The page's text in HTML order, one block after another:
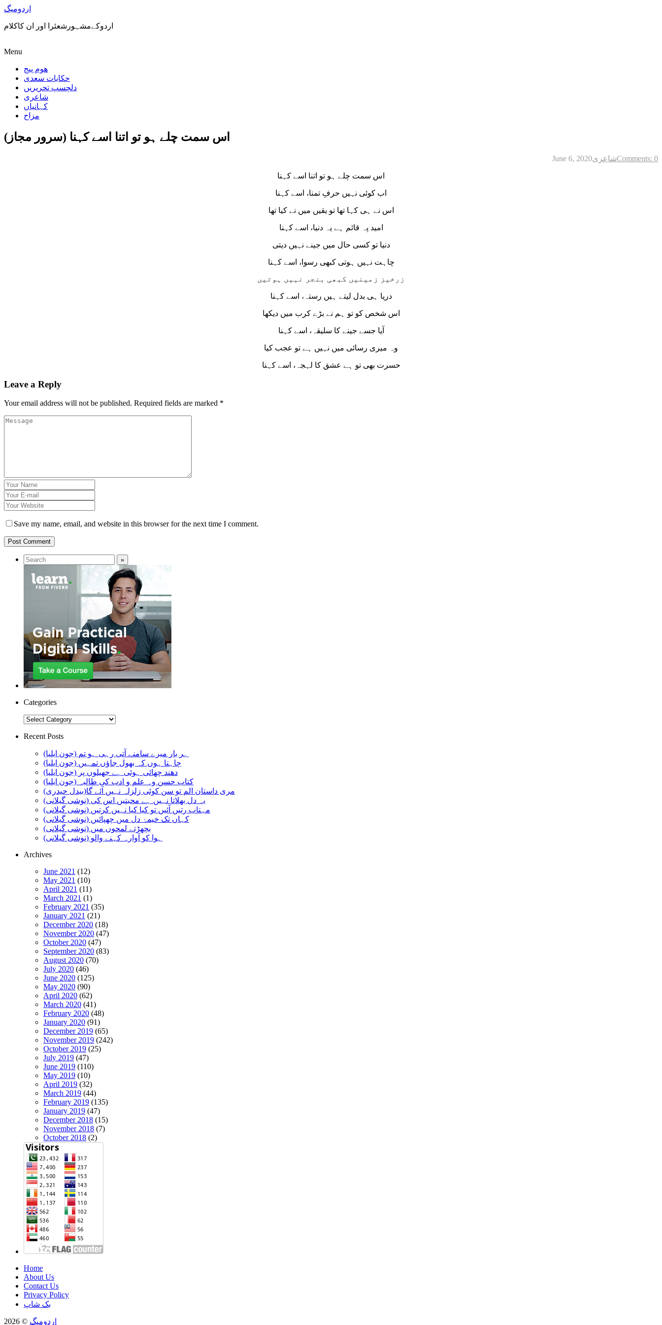
اردومیگ
اردوکےمشہورشعئرا اور ان کاکلام
Menu
ھوم پیج
حکایات سعدی
دلچسپ تحریریں
شاعری
کہانیاں
مزاح
اس سمت چلے ہو تو اتنا اسے کہنا (سرور مجاز)
June 6, 2020شاعریComments: 0
اس سمت چلے ہو تو اتنا اسے کہنا
اب کوئی نہیں حرفِ تمنا، اسے کہنا
اس نے ہی کہا تھا تو یقیں میں نے کیا تھا
امید پہ قائم ہے یہ دنیا، اسے کہنا
دنیا تو کسی حال میں جینے نہیں دیتی
چاہت نہیں ہوتی کبھی رسوا، اسے کہنا
زرخیز زمینیں کبھی بنجر نہیں ہوتیں
دریا ہی بدل لیتے ہیں رستہ، اسے کہنا
اس شخص کو تو ہم نے بڑے کرب میں دیکھا
آیا جسے جینے کا سلیقہ، اسے کہنا
وہ میری رسائی میں نہیں ہے تو عجب کیا
حسرت بھی تو ہے عشق کا لہجہ، اسے کہنا
Leave a Reply
Your email address will not be published. Required fields are marked *
Save my name, email, and website in this browser for the next time I comment.
Categories
Categories
Recent Posts
ہر بار میرے سامنے آتی رہی ہو تم (جون ایلیا)
چاہتا ہوں کہ بھول جاؤں تمہیں (جون ایلیا)
دھند چھائی ہوئی ہے جھیلوں پر (جون ایلیا)
کتاب حسن وہ علم و ادب کی طالبہ (جون ایلیا)
مری داستان الم تو سن کوئی زلزلہ نہیں آئے گا(بیدل حیدری)
یہ دل بھلاتا نہیں ہے محبتیں اس کی (نوشی گیلانی)
مہتاب رتیں آئیں تو کیا کیا نہیں کرتیں (نوشی گیلانی)
کہاں تک خیمۂ دل میں چھپائیں (نوشی گیلانی)
بچھڑتے لمحوں میں (نوشی گیلانی)
ہوا کو آوارہ کہنے والو (نوشی گیلانی)
Archives
June 2021 (12)
May 2021 (10)
April 2021 (11)
March 2021 (1)
February 2021 (35)
January 2021 (21)
December 2020 (18)
November 2020 (47)
October 2020 (47)
September 2020 (83)
August 2020 (70)
July 2020 (46)
June 2020 (125)
May 2020 (90)
April 2020 (62)
March 2020 (41)
February 2020 (48)
January 2020 (91)
December 2019 (65)
November 2019 (242)
October 2019 (25)
July 2019 (47)
June 2019 (110)
May 2019 (10)
April 2019 (32)
March 2019 (44)
February 2019 (135)
January 2019 (47)
December 2018 (15)
November 2018 (7)
October 2018 (2)
Home
About Us
Contact Us
Privacy Policy
بک شاپ
اردومیگ © 2026